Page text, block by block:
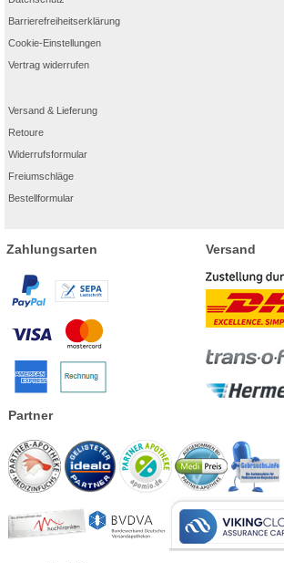
Barrierefreiheitserklärung
Cookie-Einstellungen
Vertrag widerrufen
Versand & Lieferung
Retoure
Widerrufsformular
Freiumschläge
Bestellformular
Zahlungsarten Versand
Partner